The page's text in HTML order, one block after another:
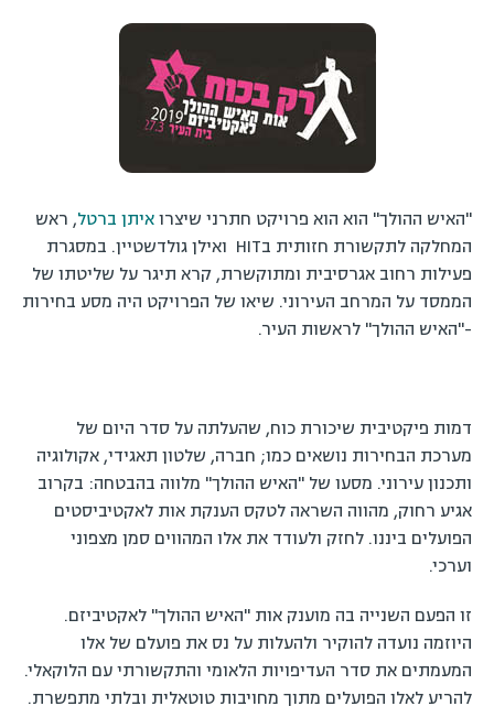
"האיש ההולך" הוא הוא פרויקט חתרני שיצרואיתן ברטל, ראש
המחלקה לתקשורת חזותית בHIT ואילן גולדשטיין. במסגרת
פעילות רחוב אגרסיבית ומתוקשרת, קרא תיגר על שליטתו של
הממסד על המרחב העירוני. שיאו של הפרויקט היה מסע בחירות
-"האיש ההולך" לראשות העיר.
דמות פיקטיבית שיכורת כוח, שהעלתה על סדר היום של
מערכת הבחירות נושאים כמו; חברה, שלטון תאגידי, אקולוגיה
ותכנון עירוני. מסעו של "האיש ההולך" מלווה בהבטחה: בקרוב
אגיע רחוק, מהווה השראה לטקס הענקת אות לאקטיביסטים
הפועלים ביננו. לחזק ולעודד את אלו המהווים סמן מצפוני
וערכי.
זו הפעם השנייה בה מוענק אות "האיש ההולך" לאקטיביזם.
היוזמה נועדה להוקיר ולהעלות על נס את פועלם של אלו
המעמתים את סדר העדיפויות הלאומי והתקשורתי עם הלוקאלי.
להריע לאלו הפועלים מתוך מחויבות טוטאלית ובלתי מתפשרת.